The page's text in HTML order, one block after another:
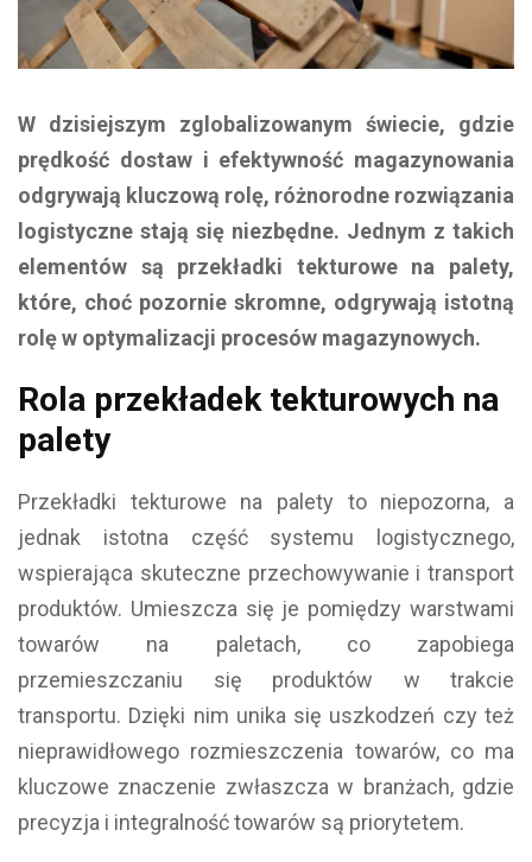
W dzisiejszym zglobalizowanym świecie, gdzie
prędkość dostaw i efektywność magazynowania
odgrywają kluczową rolę, różnorodne rozwiązania
logistyczne stają się niezbędne. Jednym z takich
elementów są przekładki tekturowe na palety,
które, choć pozornie skromne, odgrywają istotną
rolę w optymalizacji procesów magazynowych.
Rola przekładek tekturowych na
palety
Przekładki tekturowe na palety to niepozorna, a
jednak istotna część systemu logistycznego,
wspierająca skuteczne przechowywanie i transport
produktów. Umieszcza się je pomiędzy warstwami
towarów na paletach, co zapobiega
przemieszczaniu się produktów w trakcie
transportu. Dzięki nim unika się uszkodzeń czy też
nieprawidłowego rozmieszczenia towarów, co ma
kluczowe znaczenie zwłaszcza w branżach, gdzie
precyzja i integralność towarów są priorytetem.